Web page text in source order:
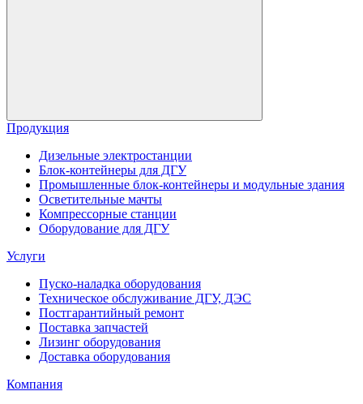
Продукция
Дизельные электростанции
Блок-контейнеры для ДГУ
Промышленные блок-контейнеры и модульные здания
Осветительные мачты
Компрессорные станции
Оборудование для ДГУ
Услуги
Пуско-наладка оборудования
Техническое обслуживание ДГУ, ДЭС
Постгарантийный ремонт
Поставка запчастей
Лизинг оборудования
Доставка оборудования
Компания